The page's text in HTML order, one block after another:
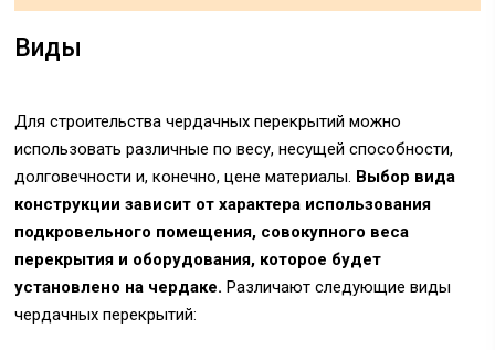
Виды
Для строительства чердачных перекрытий можно
использовать различные по весу, несущей способности,
долговечности и, конечно, цене материалы. Выбор вида
конструкции зависит от характера использования
подкровельного помещения, совокупного веса
перекрытия и оборудования, которое будет
установлено на чердаке. Различают следующие виды
чердачных перекрытий: